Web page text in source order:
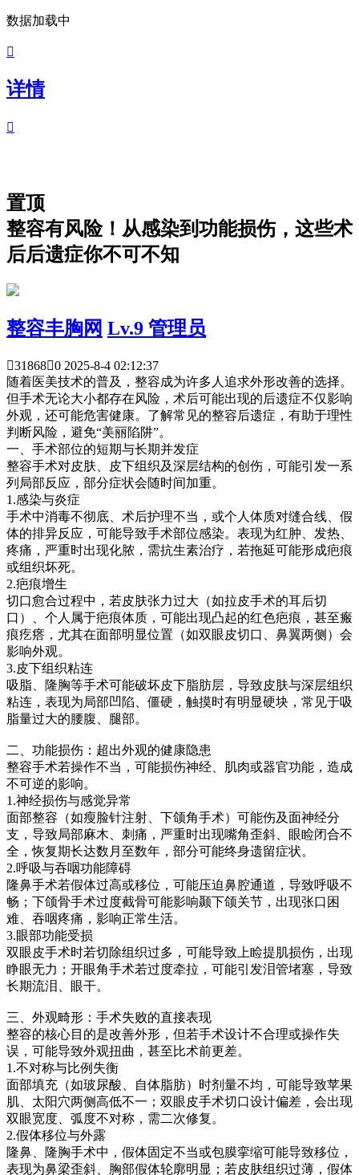
数据加载中

详情

置顶
整容有风险！从感染到功能损伤，这些术
后后遗症你不可不知
整容丰胸网 Lv.9 管理员
318680 2025-8-4 02:12:37
随着医美技术的普及，整容成为许多人追求外形改善的选择。
但手术无论大小都存在风险，术后可能出现的后遗症不仅影响
外观，还可能危害健康。了解常见的整容后遗症，有助于理性
判断风险，避免“美丽陷阱”。
一、手术部位的短期与长期并发症
整容手术对皮肤、皮下组织及深层结构的创伤，可能引发一系
列局部反应，部分症状会随时间加重。
1.感染与炎症
手术中消毒不彻底、术后护理不当，或个人体质对缝合线、假
体的排异反应，可能导致手术部位感染。表现为红肿、发热、
疼痛，严重时出现化脓，需抗生素治疗，若拖延可能形成疤痕
或组织坏死。
2.疤痕增生
切口愈合过程中，若皮肤张力过大（如拉皮手术的耳后切
口）、个人属于疤痕体质，可能出现凸起的红色疤痕，甚至瘢
痕疙瘩，尤其在面部明显位置（如双眼皮切口、鼻翼两侧）会
影响外观。
3.皮下组织粘连
吸脂、隆胸等手术可能破坏皮下脂肪层，导致皮肤与深层组织
粘连，表现为局部凹陷、僵硬，触摸时有明显硬块，常见于吸
脂量过大的腰腹、腿部。
二、功能损伤：超出外观的健康隐患
整容手术若操作不当，可能损伤神经、肌肉或器官功能，造成
不可逆的影响。
1.神经损伤与感觉异常
面部整容（如瘦脸针注射、下颌角手术）可能伤及面神经分
支，导致局部麻木、刺痛，严重时出现嘴角歪斜、眼睑闭合不
全，恢复期长达数月至数年，部分可能终身遗留症状。
2.呼吸与吞咽功能障碍
隆鼻手术若假体过高或移位，可能压迫鼻腔通道，导致呼吸不
畅；下颌骨手术过度截骨可能影响颞下颌关节，出现张口困
难、吞咽疼痛，影响正常生活。
3.眼部功能受损
双眼皮手术时若切除组织过多，可能导致上睑提肌损伤，出现
睁眼无力；开眼角手术若过度牵拉，可能引发泪管堵塞，导致
长期流泪、眼干。
三、外观畸形：手术失败的直接表现
整容的核心目的是改善外形，但若手术设计不合理或操作失
误，可能导致外观扭曲，甚至比术前更差。
1.不对称与比例失衡
面部填充（如玻尿酸、自体脂肪）时剂量不均，可能导致苹果
肌、太阳穴两侧高低不一；双眼皮手术切口设计偏差，会出现
双眼宽度、弧度不对称，需二次修复。
2.假体移位与外露
隆鼻、隆胸手术中，假体固定不当或包膜挛缩可能导致移位，
表现为鼻梁歪斜、胸部假体轮廓明显；若皮肤组织过薄，假体